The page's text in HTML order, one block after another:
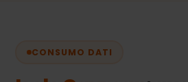
CONSUMO DATI